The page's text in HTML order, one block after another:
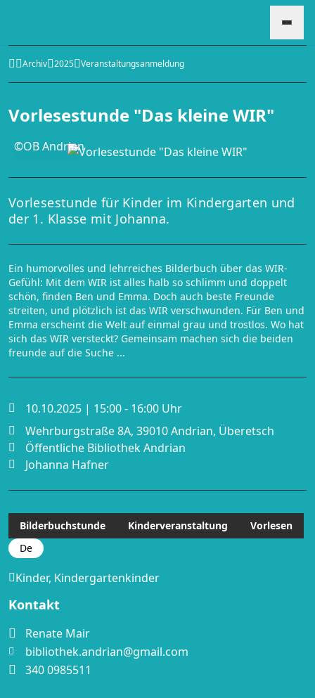
Archiv 2025 Veranstaltungsanmeldung
Vorlesestunde "Das kleine WIR"
©ÖB Andrian
Vorlesestunde für Kinder im Kindergarten und
der 1. Klasse mit Johanna.
Ein humorvolles und lehrreiches Bilderbuch über das WIR-
Gefühl: Mit dem WIR ist alles halb so schlimm und doppelt
schön, finden Ben und Emma. Doch auch beste Freunde
streiten, und plötzlich ist das WIR verschwunden. Für Ben und
Emma erscheint die Welt auf einmal grau und trostlos. Wo hat
sich das WIR versteckt? Gemeinsam machen sich die beiden
freunde auf die Suche ...
10.10.2025 | 15:00 - 16:00 Uhr
Wehrburgstraße 8A, 39010 Andrian, Überetsch
Öffentliche Bibliothek Andrian
Johanna Hafner
Bilderbuchstunde Kinderveranstaltung
Vorlesen
De
Kinder, Kindergartenkinder
Kontakt
Renate Mair
bibliothek.andrian@gmail.com
340 0985511